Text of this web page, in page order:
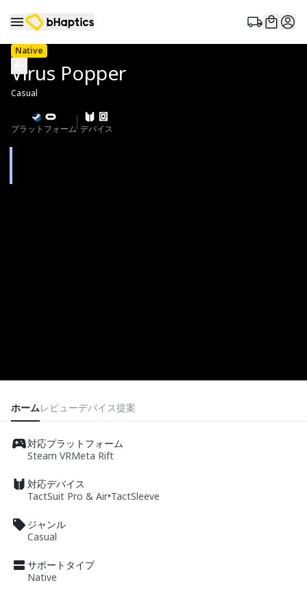
Native
Virus Popper
Casual
プラットフォーム デバイス
ホームレビューデバイス提案
対応プラットフォーム
Steam VRMeta Rift
対応デバイス
TactSuit Pro & Air•TactSleeve
ジャンル
Casual
サポートタイプ
Native